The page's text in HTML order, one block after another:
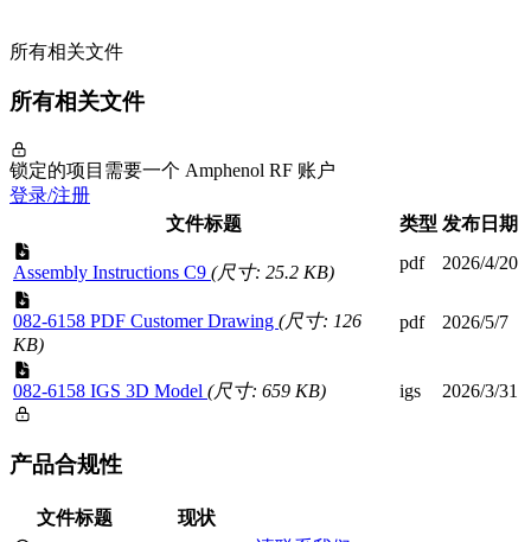
所有相关文件
所有相关文件
锁定的项目需要一个 Amphenol RF 账户
登录/注册
文件标题
类型 发布日期
Assembly Instructions C9 (尺寸: 25.2 KB) pdf 2026/4/20
082-6158 PDF Customer Drawing (尺寸: 126
KB)
pdf 2026/5/7
082-6158 IGS 3D Model (尺寸: 659 KB) igs 2026/3/31
产品合规性
文件标题
现状